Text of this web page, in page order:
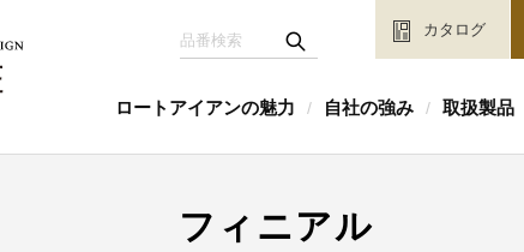
カタログ
ロートアイアンの魅力 / 自社の強み / 取扱製品
フィニアル